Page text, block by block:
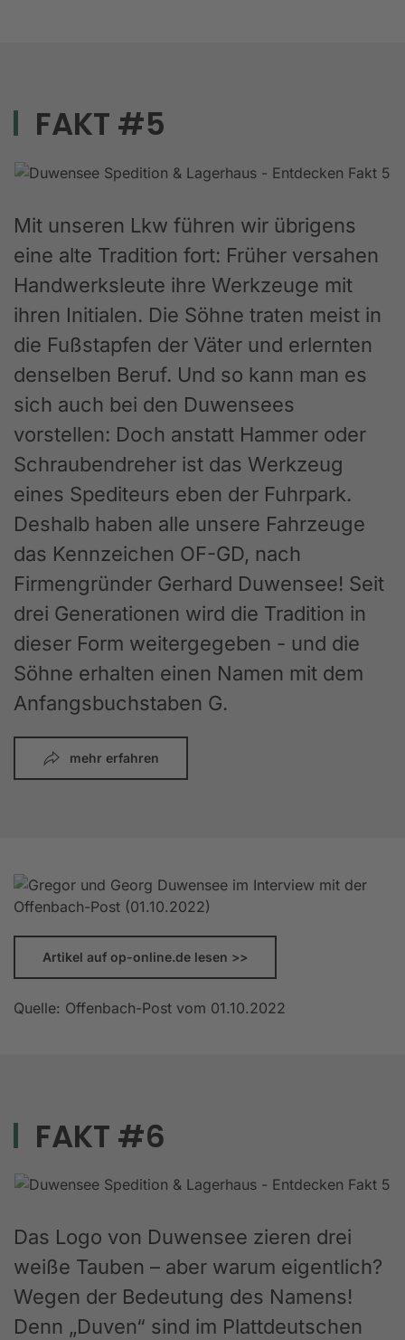
FAKT #5
Mit unseren Lkw führen wir übrigens
eine alte Tradition fort: Früher versahen
Handwerksleute ihre Werkzeuge mit
ihren Initialen. Die Söhne traten meist in
die Fußstapfen der Väter und erlernten
denselben Beruf. Und so kann man es
sich auch bei den Duwensees
vorstellen: Doch anstatt Hammer oder
Schraubendreher ist das Werkzeug
eines Spediteurs eben der Fuhrpark.
Deshalb haben alle unsere Fahrzeuge
das Kennzeichen OF-GD, nach
Firmengründer Gerhard Duwensee! Seit
drei Generationen wird die Tradition in
dieser Form weitergegeben - und die
Söhne erhalten einen Namen mit dem
Anfangsbuchstaben G.
mehr erfahren
Artikel auf op-online.de lesen >>
Quelle: Offenbach-Post vom 01.10.2022
FAKT #6
Das Logo von Duwensee zieren drei
weiße Tauben – aber warum eigentlich?
Wegen der Bedeutung des Namens!
Denn „Duven“ sind im Plattdeutschen